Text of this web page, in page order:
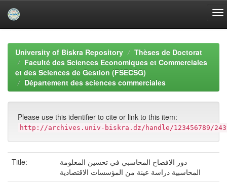
navigationUniversity of Biskra Repository
Thèses de Doctorat
Faculté des Sciences Economiques et Commerciales
et des Sciences de Gestion (FSECSG)
Département des sciences commerciales
Please use this identifier to cite or link to this item:
http://archives.univ-biskra.dz/handle/123456789/
Title:
دور الافصاح المحاسبي في تحسين المعلومة
المحاسبية دراسة عينة من المؤسسات الاقتصادية